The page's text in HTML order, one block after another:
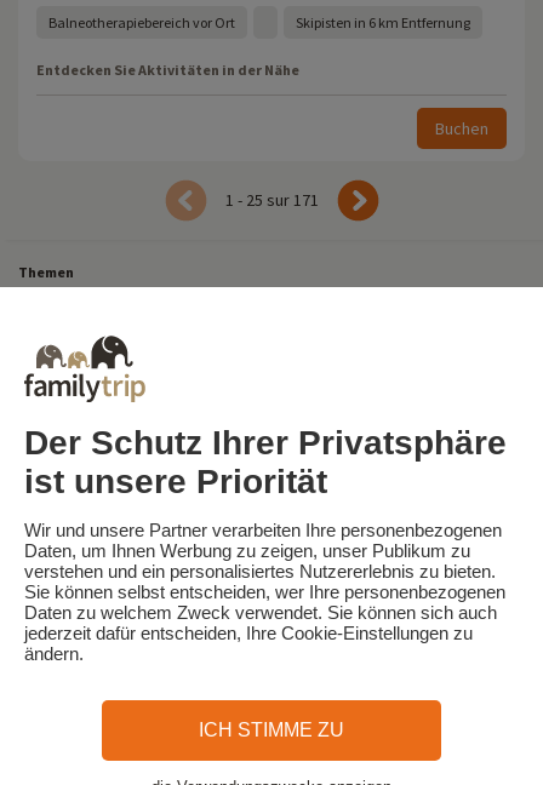
Balneotherapiebereich vor Ort Skipisten in 6 km Entfernung
Entdecken Sie Aktivitäten in der Nähe
Buchen
1 - 25 sur 171
Themen
Last-Minute-Kurzurlaub
Kurzurlaub Ausgefallen
Reiseziele
Skiurlaub in Frankreich
Familytrip
Wer sind wir?
AGB und Datenschutzrichtlinie
Die Presse berichtet über uns
Partner FAQ Blog Sitemap
Sicheres Bezahlen Realisiert von Sooyoos
Brauchen Sie Hilfe? 09 72 26 99 33
Der Schutz Ihrer Privatsphäre
ist unsere Priorität
Wir und unsere Partner verarbeiten Ihre personenbezogenen
Daten, um Ihnen Werbung zu zeigen, unser Publikum zu
verstehen und ein personalisiertes Nutzererlebnis zu bieten.
Sie können selbst entscheiden, wer Ihre personenbezogenen
Daten zu welchem Zweck verwendet. Sie können sich auch
jederzeit dafür entscheiden, Ihre Cookie-Einstellungen zu
ändern.
ICH STIMME ZU